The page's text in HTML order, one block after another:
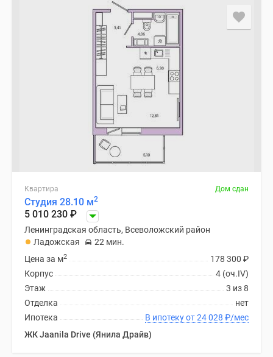
Квартира Дом сдан
Студия 28.10 м2
5 010 230 ₽
Ленинградская область, Всеволожский район
Ладожская
22 мин.
178 300 ₽
Цена за м2
4 (оч.IV)
Корпус
3 из 8
Этаж
нет
Отделка
В ипотеку от 24 028 ₽/мес
Ипотека
ЖК Jaanila Drive (Янила Драйв)